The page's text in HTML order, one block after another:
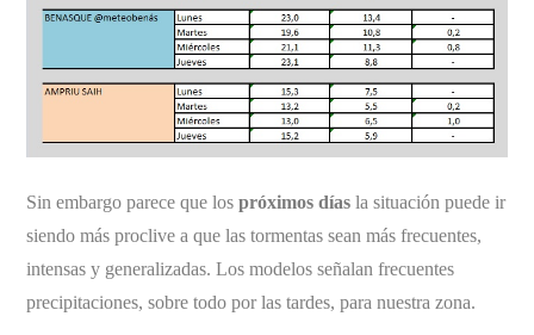
Sin embargo parece que lospróximos días la situación puede ir
siendo más proclive a que las tormentas sean más frecuentes,
intensas y generalizadas. Los modelos señalan frecuentes
precipitaciones, sobre todo por las tardes, para nuestra zona.